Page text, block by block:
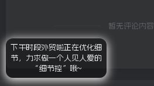
暂无评论内容
下午时段外贸啦正在优化细
节，力求做一个人见人爱的
“细节控”哦~